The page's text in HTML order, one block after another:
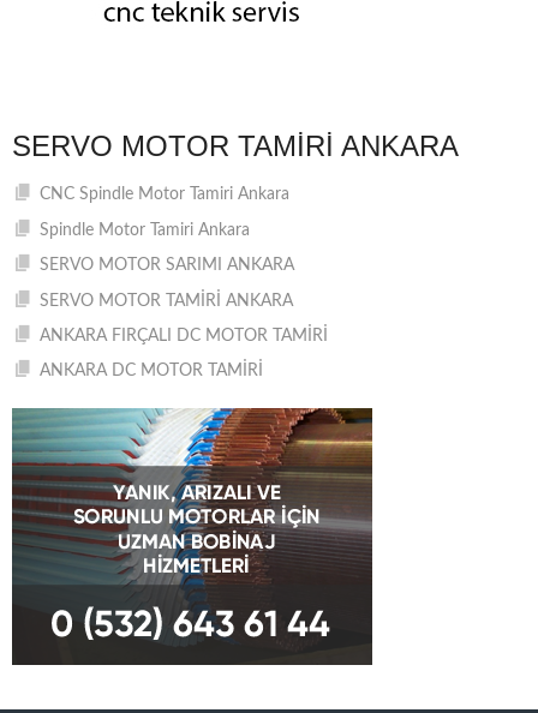
SERVO MOTOR TAMIRI ANKARA
CNC Spindle Motor Tamiri Ankara
Spindle Motor Tamiri Ankara
SERVO MOTOR SARIMI ANKARA
SERVO MOTOR TAMİRİ ANKARA
ANKARA FIRÇALI DC MOTOR TAMİRİ
ANKARA DC MOTOR TAMİRİ